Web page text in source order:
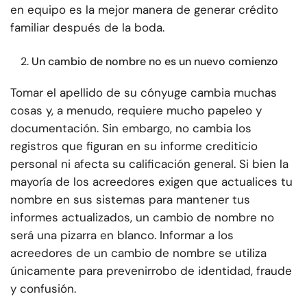
en equipo es la mejor manera de generar crédito
familiar después de la boda.
Un cambio de nombre no es un nuevo comienzo
Tomar el apellido de su cónyuge cambia muchas
cosas y, a menudo, requiere mucho papeleo y
documentación. Sin embargo, no cambia los
registros que figuran en su informe crediticio
personal ni afecta su calificación general. Si bien la
mayoría de los acreedores exigen que actualices tu
nombre en sus sistemas para mantener tus
informes actualizados, un cambio de nombre no
será una pizarra en blanco. Informar a los
acreedores de un cambio de nombre se utiliza
únicamente para prevenirrobo de identidad, fraude
y confusión.